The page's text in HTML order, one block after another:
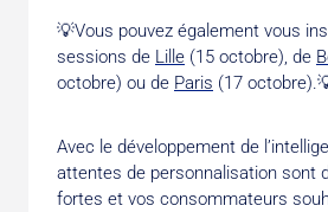
💡Vous pouvez également vous
sessions de Lille (15 octobre), de
octobre) ou de Paris (17
Avec le développement de
attentes de personnalisation sont
fortes et vos consommateurs